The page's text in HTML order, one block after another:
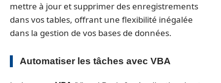
mettre à jour et supprimer des enregistrements
dans vos tables, offrant une flexibilité inégalée
dans la gestion de vos bases de données.
Automatiser les tâches avec VBA